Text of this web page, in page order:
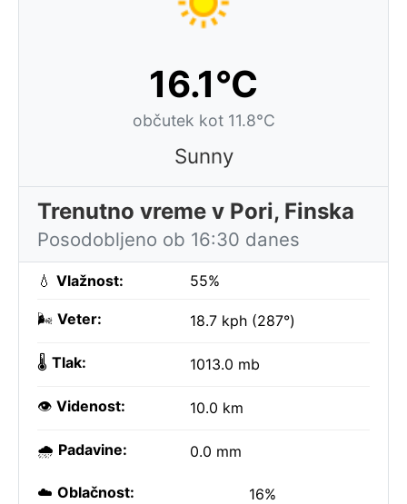
16.1°C
občutek kot 11.8°C
Sunny
Trenutno vreme v Pori, Finska
Posodobljeno ob 16:30 danes
💧 Vlažnost: 55%
🌬️ Veter: 18.7 kph (287°)
🌡️ Tlak: 1013.0 mb
👁️ Videnost: 10.0 km
🌧️ Padavine: 0.0 mm
☁️ Oblačnost: 16%